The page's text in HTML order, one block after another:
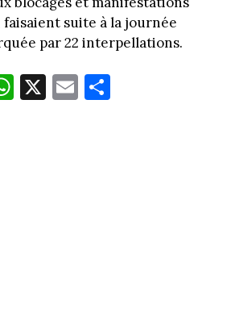
suite à la journée
par 22 interpellations.
W
ha
X E
m
Pa